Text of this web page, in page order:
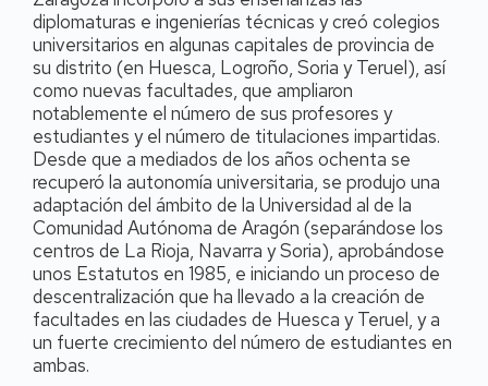
diplomaturas e ingenierías técnicas y creó colegios
universitarios en algunas capitales de provincia de
su distrito (en Huesca, Logroño, Soria y Teruel), así
como nuevas facultades, que ampliaron
notablemente el número de sus profesores y
estudiantes y el número de titulaciones impartidas.
Desde que a mediados de los años ochenta se
recuperó la autonomía universitaria, se produjo una
adaptación del ámbito de la Universidad al de la
Comunidad Autónoma de Aragón (separándose los
centros de La Rioja, Navarra y Soria), aprobándose
unos Estatutos en 1985, e iniciando un proceso de
descentralización que ha llevado a la creación de
facultades en las ciudades de Huesca y Teruel, y a
un fuerte crecimiento del número de estudiantes en
ambas.